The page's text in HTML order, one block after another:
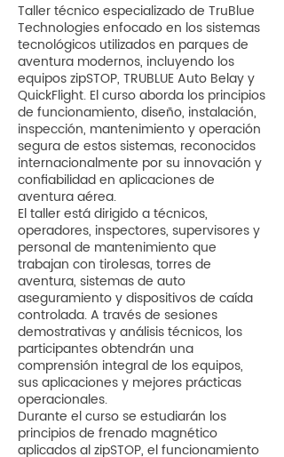
Taller técnico especializado de TruBlue
Technologies enfocado en los sistemas
tecnológicos utilizados en parques de
aventura modernos, incluyendo los
equipos zipSTOP, TRUBLUE Auto Belay y
QuickFlight. El curso aborda los principios
de funcionamiento, diseño, instalación,
inspección, mantenimiento y operación
segura de estos sistemas, reconocidos
internacionalmente por su innovación y
confiabilidad en aplicaciones de
aventura aérea.
El taller está dirigido a técnicos,
operadores, inspectores, supervisores y
personal de mantenimiento que
trabajan con tirolesas, torres de
aventura, sistemas de auto
aseguramiento y dispositivos de caída
controlada. A través de sesiones
demostrativas y análisis técnicos, los
participantes obtendrán una
comprensión integral de los equipos,
sus aplicaciones y mejores prácticas
operacionales.
Durante el curso se estudiarán los
principios de frenado magnético
aplicados al zipSTOP, el funcionamiento